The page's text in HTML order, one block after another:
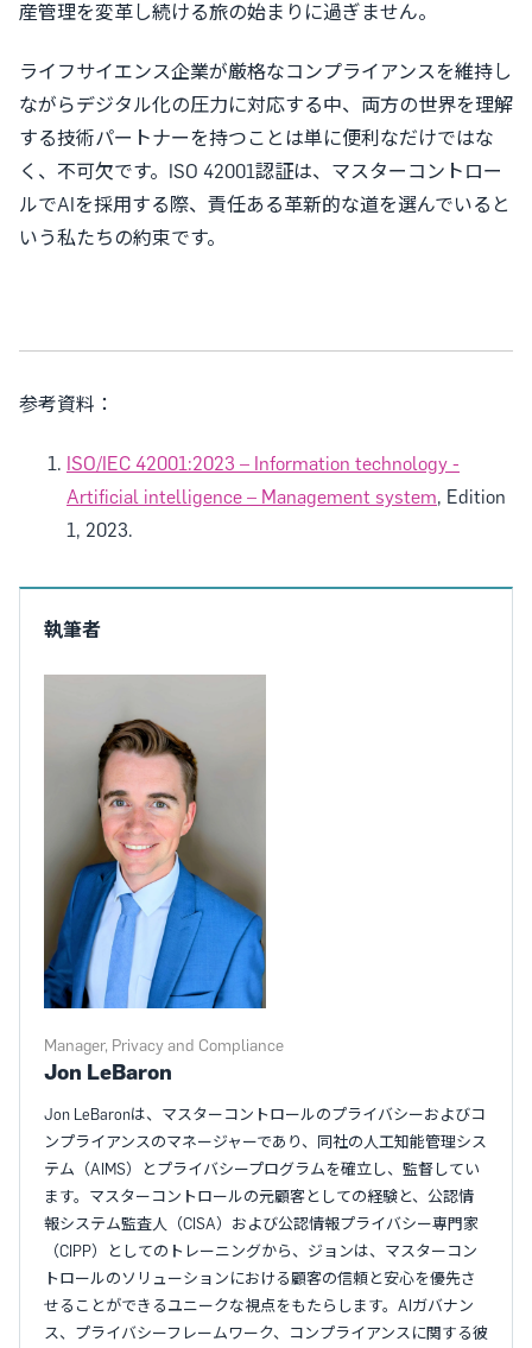
産管理を変革し続ける旅の始まりに過ぎません。
ライフサイエンス企業が厳格なコンプライアンスを維持し
ながらデジタル化の圧力に対応する中、両方の世界を理解
する技術パートナーを持つことは単に便利なだけではな
く、不可欠です。ISO 42001認証は、マスターコントロー
ルでAIを採用する際、責任ある革新的な道を選んでいると
いう私たちの約束です。
参考資料：
ISO/IEC 42001:2023 – Information technology -
Artificial intelligence – Management system, Edition
1, 2023.
執筆者
Manager, Privacy and Compliance
Jon LeBaron
Jon LeBaronは、マスターコントロールのプライバシーおよびコ
ンプライアンスのマネージャーであり、同社の人工知能管理シス
テム（AIMS）とプライバシープログラムを確立し、監督してい
ます。マスターコントロールの元顧客としての経験と、公認情
報システム監査人（CISA）および公認情報プライバシー専門家
（CIPP）としてのトレーニングから、ジョンは、マスターコン
トロールのソリューションにおける顧客の信頼と安心を優先さ
せることができるユニークな視点をもたらします。AIガバナン
ス、プライバシーフレームワーク、コンプライアンスに関する彼